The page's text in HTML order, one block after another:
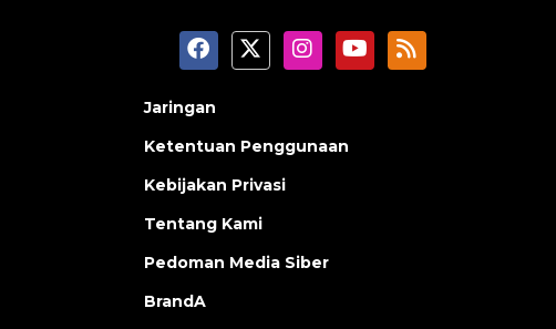
Jaringan
Ketentuan Penggunaan
Kebijakan Privasi
Tentang Kami
Pedoman Media Siber
BrandA